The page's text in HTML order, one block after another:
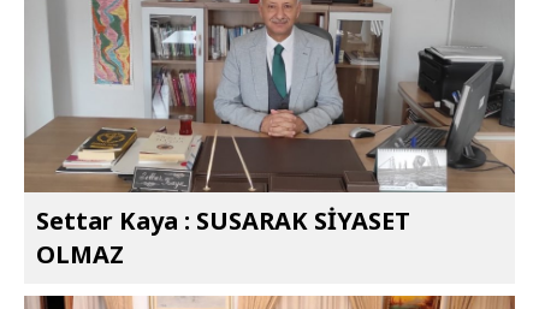
Settar Kaya : SUSARAK SİYASET
OLMAZ